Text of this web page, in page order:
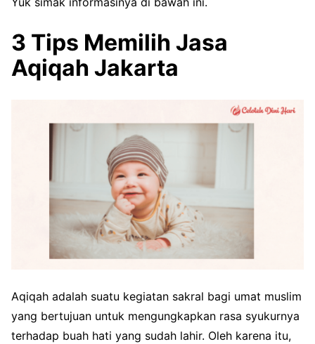
3 Tips Memilih Jasa
Aqiqah Jakarta
Aqiqah adalah suatu kegiatan sakral bagi umat muslim
yang bertujuan untuk mengungkapkan rasa syukurnya
terhadap buah hati yang sudah lahir. Oleh karena itu,